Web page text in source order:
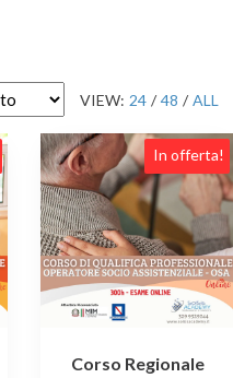
VIEW: 24 / 48 / ALL
In offerta!
Corso Regionale